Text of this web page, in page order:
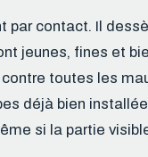
contact. Il
jeunes, fines et
toutes les
déjà bien
si la partie